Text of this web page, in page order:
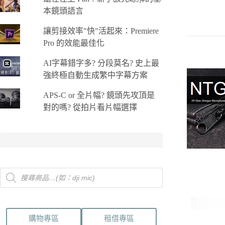
本鏡頭語言
讓剪接效率"快"活起來：Premiere
Pro 的效能最佳化
AI字幕錯字多? 分段莫名? 史上最
強終極自動生成繁中字幕方案
APS-C or 全片幅? 鏡頭先攻頂是
對的嗎? 從拍片看片幅選擇
Products
search
購物專區 租借專區